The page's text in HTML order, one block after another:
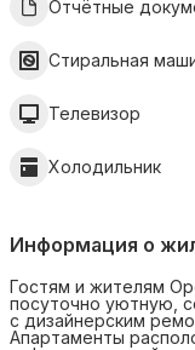
Отчётные
Стиральная
Телевизор
Холодильник
Информация о
Гостям и жителям
посуточно уютную,
с дизайнерским
Апартаменты